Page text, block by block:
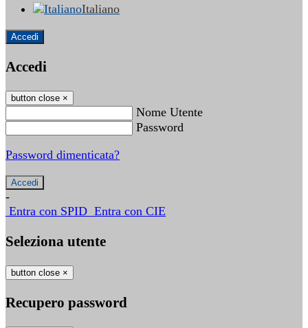
Italiano
Accedi
Accedi
button close ×
Nome Utente
Password
Password dimenticata?
-
Entra con SPID Entra con CIE
Seleziona utente
button close ×
Recupero password